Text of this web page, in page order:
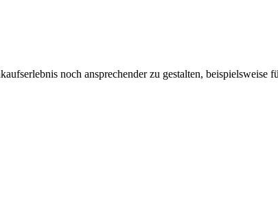
noch ansprechender zu gestalten, beispielsweise